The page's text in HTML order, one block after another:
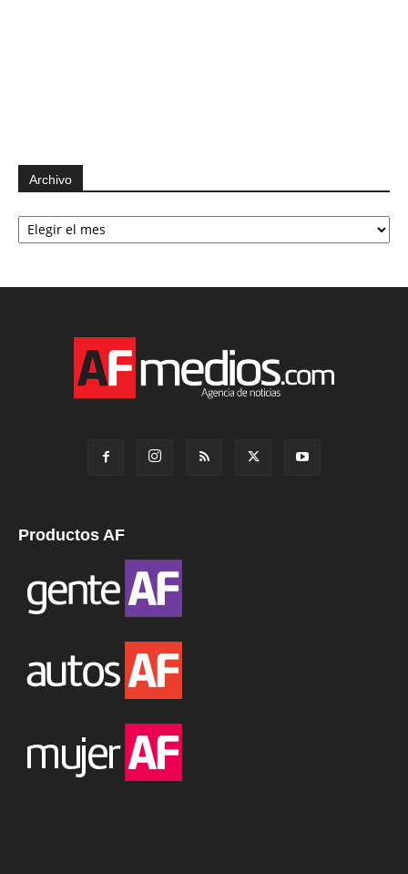
Archivo
Archivo
Productos AF